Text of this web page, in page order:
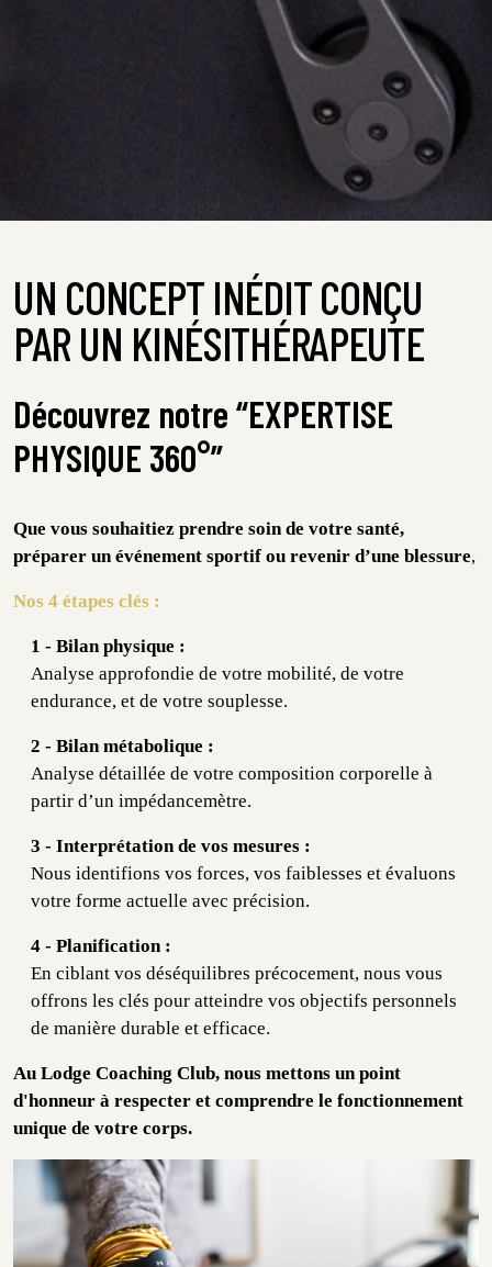
UN CONCEPT INÉDIT CONÇU
PAR UN KINÉSITHÉRAPEUTE
Découvrez notre “EXPERTISE
PHYSIQUE 360°”
Que vous souhaitiez prendre soin de votre santé,
préparer un événement sportif ou revenir d’une blessure,
Nos 4 étapes clés :
1 - Bilan physique :
Analyse approfondie de votre mobilité, de votre
endurance, et de votre souplesse.
2 - Bilan métabolique :
Analyse détaillée de votre composition corporelle à
partir d’un impédancemètre.
3 - Interprétation de vos mesures :
Nous identifions vos forces, vos faiblesses et évaluons
votre forme actuelle avec précision.
4 - Planification :
En ciblant vos déséquilibres précocement, nous vous
offrons les clés pour atteindre vos objectifs personnels
de manière durable et efficace.
Au Lodge Coaching Club, nous mettons un point
d'honneur à respecter et comprendre le fonctionnement
unique de votre corps.